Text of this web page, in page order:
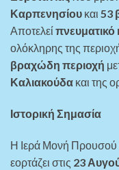
Καρπενησίου και 53
Αποτελείπνευματικό
ολόκληρης της
βραχώδη περιοχή
Καλιακούδα και της
Ιστορική Σημασία
Η Ιερά Μονή Προυσού
εορτάζει στις 23